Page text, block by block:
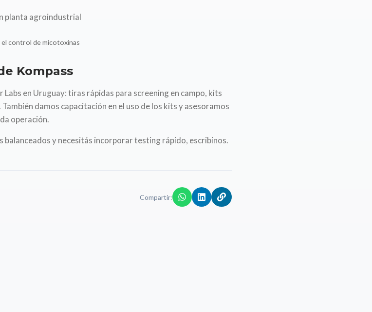
control de micotoxinas
Kompass
en Uruguay: tiras rápidas para screening en campo, kits
damos capacitación en el uso de los kits y asesoramos
operación.
balanceados y necesitás incorporar testing rápido, escribinos.
Compartir: